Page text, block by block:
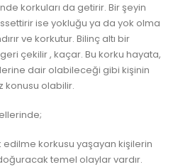
korkuları da getirir. Bir şeyin
ise yokluğu ya da yok olma
ve korkutur. Bilinç altı bir
çekilir , kaçar. Bu korku hayata,
dair olabileceği gibi kişinin
konusu olabilir.
edilme korkusu yaşayan kişilerin
temel olaylar vardır.